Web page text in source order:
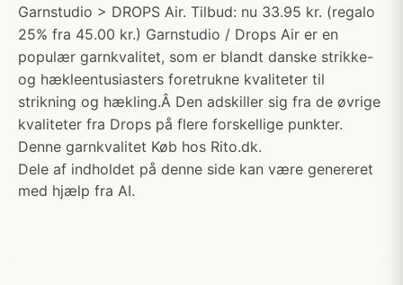
Garnstudio > DROPS Air. Tilbud: nu 33.95 kr. (regalo
25% fra 45.00 kr.) Garnstudio / Drops Air er en
populær garnkvalitet, som er blandt danske strikke-
og hækleentusiasters foretrukne kvaliteter til
strikning og hækling.Â Den adskiller sig fra de øvrige
kvaliteter fra Drops på flere forskellige punkter.
Denne garnkvalitet Køb hos Rito.dk.
Dele af indholdet på denne side kan være genereret
med hjælp fra AI.